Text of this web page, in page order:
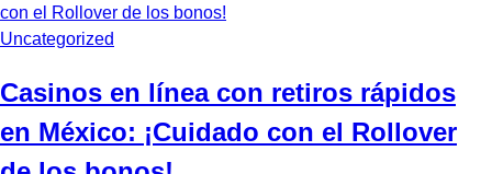
Uncategorized
Casinos en línea con retiros rápidos
en México: ¡Cuidado con el Rollover